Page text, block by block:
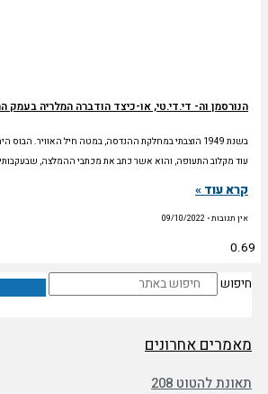
הנורסמן וה- די.די.טי, או-כיצד הודברה המלריה בעמק
בשנת 1949 הוצבתי במחלקת ההנדסה, במטה חיל האוויר.
עוד מקלוב התעופה, והוא אשר כתב את מכתבי ההמלצה,
קרא עוד »
אין תגובות
חיפוש
מאמרים אחרונים
תאונת להטוט 208